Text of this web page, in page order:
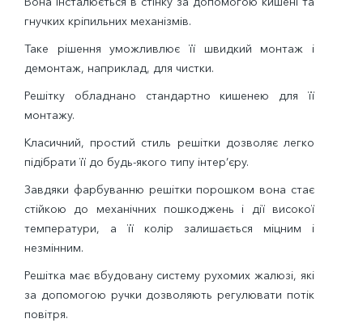
гнучких кріпильних механізмів.
Таке рішення уможливлює її швидкий монтаж і
демонтаж, наприклад, для чистки.
Решітку обладнано стандартно кишенею для її
монтажу.
Класичний, простий стиль решітки дозволяє легко
підібрати її до будь-якого типу інтер’єру.
Завдяки фарбуванню решітки порошком вона стає
стійкою до механічних пошкоджень і дії високої
температури, а її колір залишається міцним і
незмінним.
Решітка має вбудовану систему рухомих жалюзі, які
за допомогою ручки дозволяють регулювати потік
повітря.